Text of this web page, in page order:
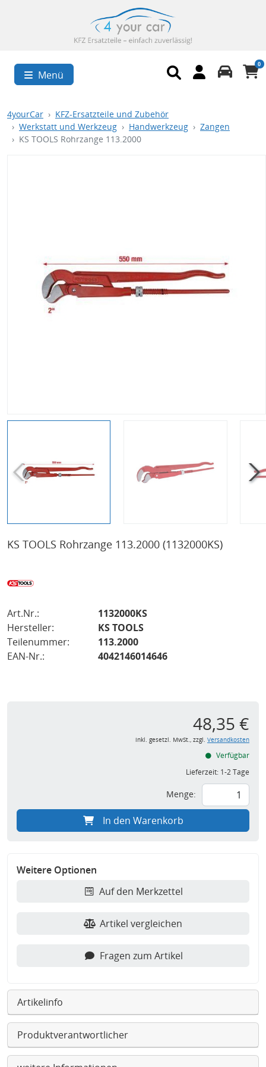
Menü
0
4yourCar
KFZ-Ersatzteile und Zubehör
Werkstatt und Werkzeug
Handwerkzeug
Zangen
KS TOOLS Rohrzange 113.2000
KS TOOLS Rohrzange 113.2000 (1132000KS)
Art.Nr.:
1132000KS
Hersteller:
KS TOOLS
Teilenummer:
113.2000
EAN-Nr.:
4042146014646
48,35 €
inkl. gesetzl. MwSt., zzgl. Versandkosten
Verfügbar
Lieferzeit: 1-2 Tage
Menge:
In den Warenkorb
Weitere Optionen
Auf den Merkzettel
Artikel vergleichen
Fragen zum Artikel
Artikelinfo
Produktverantwortlicher